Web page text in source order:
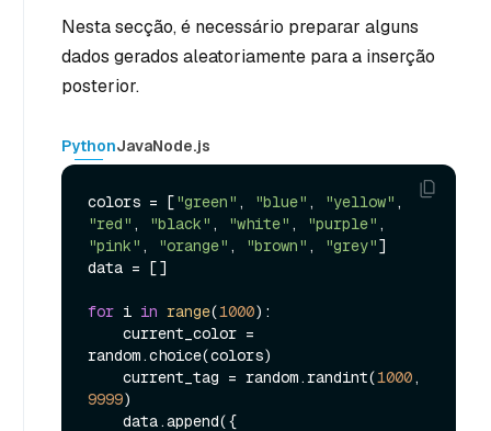
Nesta secção, é necessário preparar alguns
dados gerados aleatoriamente para a inserção
posterior.
PythonJavaNode.js
colors = ["green" , "blue" , "yellow"
"red" , "black" , "white" , "purple"
"pink" , "orange" , "brown" , "grey"]
data = []
for i in range(1000):
random.choice(colors)
    current_tag = random.randint(
1000
9999)